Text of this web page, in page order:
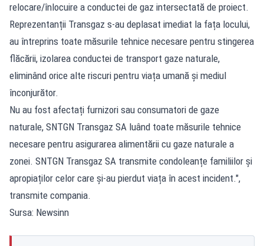
relocare/înlocuire a conductei de gaz intersectată de proiect.
Reprezentanții Transgaz s-au deplasat imediat la fața locului,
au întreprins toate măsurile tehnice necesare pentru stingerea
flăcării, izolarea conductei de transport gaze naturale,
eliminând orice alte riscuri pentru viața umană și mediul
înconjurător.
Nu au fost afectați furnizori sau consumatori de gaze
naturale, SNTGN Transgaz SA luând toate măsurile tehnice
necesare pentru asigurarea alimentării cu gaze naturale a
zonei. SNTGN Transgaz SA transmite condoleanțe familiilor și
apropiaților celor care și-au pierdut viața în acest incident.",
transmite compania.
Sursa: Newsinn